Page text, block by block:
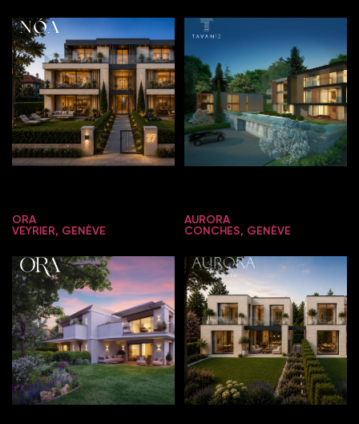
ORA
VEYRIER, GENÈVE
AURORA
CONCHES, GENÈVE